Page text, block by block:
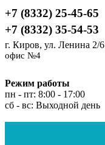
+7 (8332) 25-45-65
+7 (8332) 35-54-53
г. Киров, ул. Ленина 2/6
офис №4
Режим работы
пн - пт: 8:00 - 17:00
сб - вс: Выходной день